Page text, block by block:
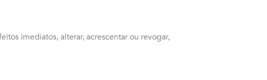
imediatos, alterar, acrescentar ou revogar,